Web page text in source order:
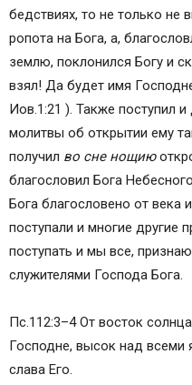
бедствиях, то не только не
ропота на Бога, а,
землю, поклонился Богу и
взял! Да будет имя
Иов.1:21 ). Также поступил
молитвы об открытии ему
получил во сне нощию
благословил Бога
Бога благословено от века
поступали и многие другие
поступать и мы все,
служителями Господа Бога.
Пс.112:3–4 От восток
Господне, высок над всеми
слава Его.